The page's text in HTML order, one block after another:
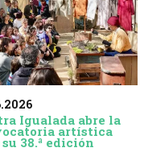
Igualada abre la
artística
38.ª edición